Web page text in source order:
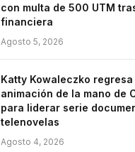
con multa de 500 UTM
financiera
Agosto 5, 2026
Katty Kowaleczko regresa
animación de la mano de
para liderar serie
telenovelas
Agosto 4, 2026